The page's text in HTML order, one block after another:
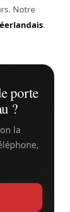
Notre
.
porte
?
la